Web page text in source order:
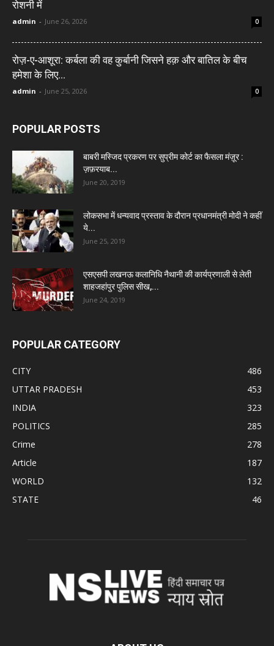
रोशनी में
admin - June 26, 2026 0
रोज़-ए-आशूरा: कर्बला की वह कुर्बानी जिसने हक़ और बातिल के बीच
हमेशा के लिए...
admin - June 25, 2026 0
POPULAR POSTS
बाबरी मस्जिद प्रकरण पर सुप्रीम कोर्ट का फैसला मंज़ूर :
ज़फ़रयाब...
June 20, 2019
लोकसभा में धन्यवाद प्रस्ताव के दौरान प्रधानमंत्री मोदी ने कहीं
ये...
June 25, 2019
एसएसपी लखनऊ कलानिधि नैथानी की कार्यप्रणाली से लेती
शाहजहांपुर पुलिस सीख,...
June 24, 2019
POPULAR CATEGORY
CITY
486
UTTAR PRADESH
453
INDIA
323
POLITICS
285
Crime
278
Article
187
WORLD
132
STATE
46